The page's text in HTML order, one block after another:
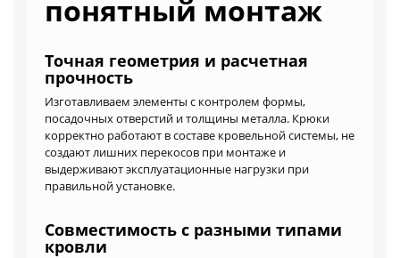
понятный монтаж
Точная геометрия и расчетная
прочность
Изготавливаем элементы с контролем формы,
посадочных отверстий и толщины металла. Крюки
корректно работают в составе кровельной системы, не
создают лишних перекосов при монтаже и
выдерживают эксплуатационные нагрузки при
правильной установке.
Совместимость с разными типами
кровли